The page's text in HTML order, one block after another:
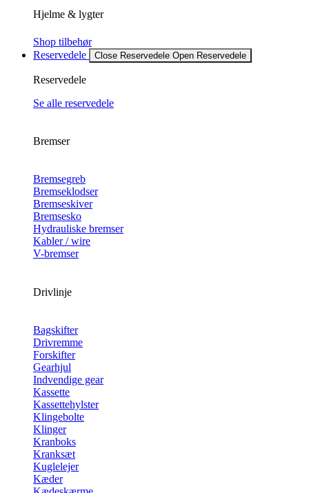
Hjelme & lygter
Shop tilbehør
Reservedele
Close Reservedele Open Reservedele
Reservedele
Se alle reservedele
Bremser
Bremsegreb
Bremseklodser
Bremseskiver
Bremsesko
Hydrauliske bremser
Kabler / wire
V-bremser
Drivlinje
Bagskifter
Drivremme
Forskifter
Gearhjul
Indvendige gear
Kassette
Kassettehylster
Klingebolte
Klinger
Kranboks
Kranksæt
Kuglelejer
Kæder